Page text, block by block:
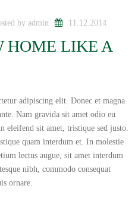
by admin 11.12.2014
HOME LIKE A
adipiscing elit. Donec et magna
Nam gravida sit amet odio eu
sit amet, tristique sed justo.
quam interdum et. In molestie
lectus augue, sit amet interdum
nibh, commodo consequat
ornare.